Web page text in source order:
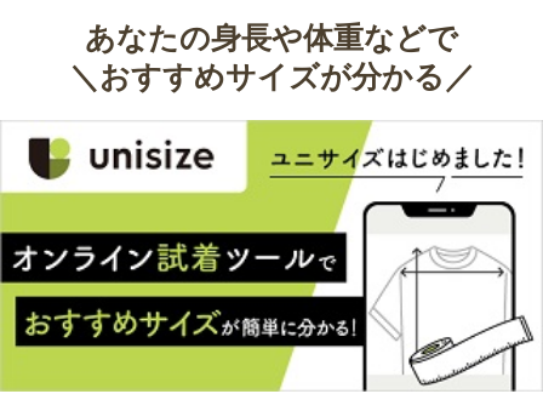
あなたの身長や体重などで
＼おすすめサイズが分かる／